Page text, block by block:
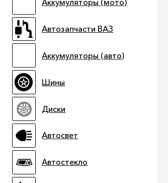
Аккумуляторы (мото) Автозапчасти ВАЗ
Прицепы
Иномарки
Электроинструмент и оснастка
Аккумуляторы (мото)
Автозапчасти ВАЗ
Аккумуляторы (авто)
Шины
Диски
Автосвет
Автостекло